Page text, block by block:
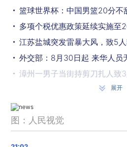
多项个税优惠政策延续实施至
江苏盐城突发雷暴大风，致5
漳州一男子当街持剪刀扎人致
上海发布暴雨蓝色预警，全市
中国拟制定学前教育法
北京：中小学校园内若无物理
展开
图：人民视觉